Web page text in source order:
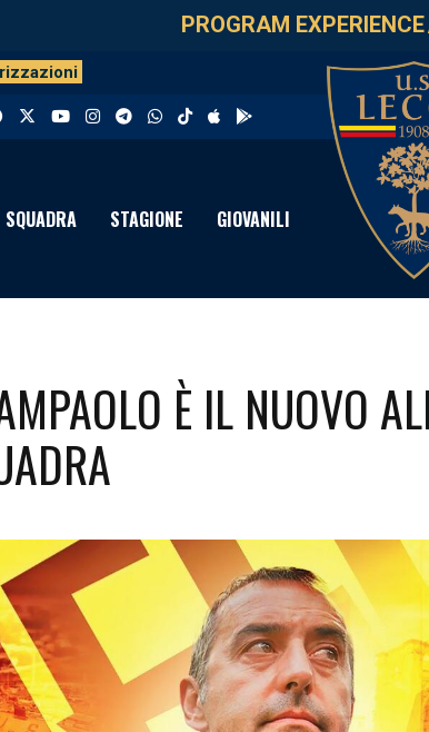
PROGRAM EXPERIENCE
SQUADRA STAGIONE GIOVANILI
È IL NUOVO